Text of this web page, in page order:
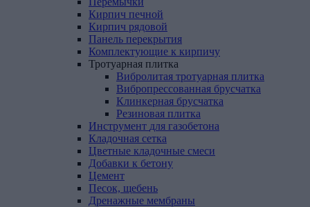
Кирпич печной
Кирпич рядовой
Панель перекрытия
Комплектующие к кирпичу
Тротуарная плитка
Вибролитая тротуарная плитка
Вибропрессованная брусчатка
Клинкерная брусчатка
Резиновая плитка
Инструмент для газобетона
Кладочная сетка
Цветные кладочные смеси
Добавки к бетону
Цемент
Песок, щебень
Дренажные мембраны